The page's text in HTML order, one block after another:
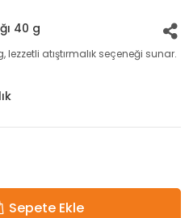
40 g
lezzetli atıştırmalık seçeneği sunar.
Sepete Ekle